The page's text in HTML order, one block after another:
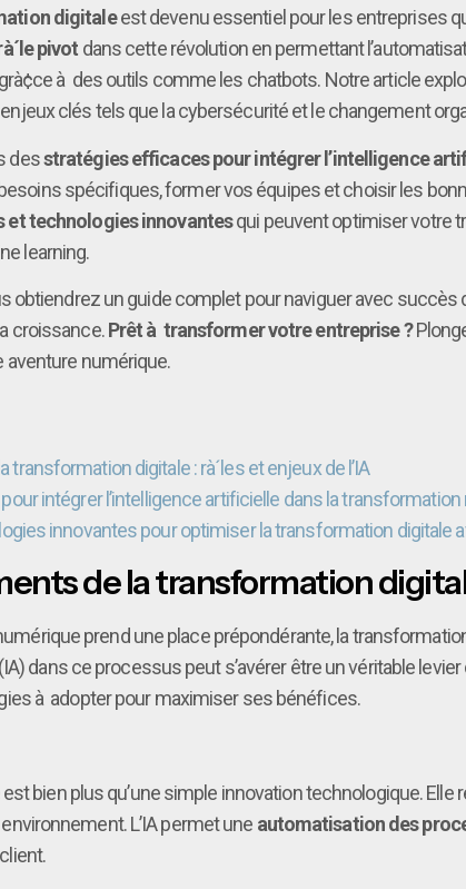
digitaleest devenu essentiel pour les entreprises
pivot dans cette révolution en permettant
à des outils comme les chatbots. Notre article
clés tels que la cybersécurité et le changement
desstratégies efficaces pour intégrer l’intelligence
spécifiques, former vos équipes et choisir les
et technologies innovantesqui peuvent optimiser votre
learning.
obtiendrez un guide complet pour naviguer avec
croissance.Prêt à transformer votre entreprise ?
aventure numérique.
digitale : rà´les et enjeux de l’IA
intégrer l’intelligence artificielle dans la
innovantes pour optimiser la transformation digitale
de la transformation
prend une place prépondérante, la
dans ce processus peut s’avérer être un véritable
à adopter pour maximiser ses bénéfices.
est bien plus qu’une simple innovation technologique.
L’IA permet une automatisation des